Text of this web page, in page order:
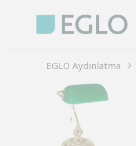
EGLO Aydınlatma